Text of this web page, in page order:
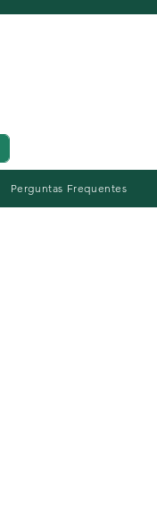
Perguntas Frequentes